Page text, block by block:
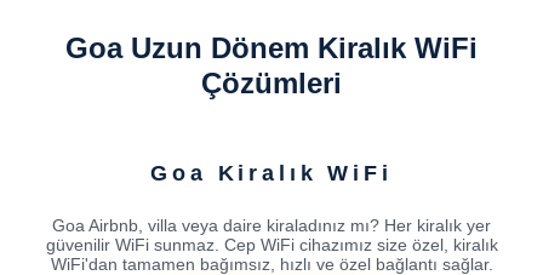
Goa Uzun Dönem Kiralık WiFi
Çözümleri
Goa Kiralık WiFi
Goa Airbnb, villa veya daire kiraladınız mı? Her kiralık yer
güvenilir WiFi sunmaz. Cep WiFi cihazımız size özel, kiralık
WiFi'dan tamamen bağımsız, hızlı ve özel bağlantı sağlar.